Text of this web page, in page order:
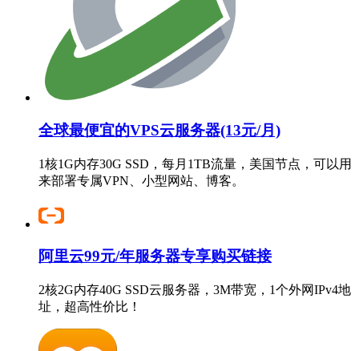
全球最便宜的VPS云服务器(13元/月)
1核1G内存30G SSD，每月1TB流量，美国节点，可以用
来部署专属VPN、小型网站、博客。
阿里云99元/年服务器专享购买链接
2核2G内存40G SSD云服务器，3M带宽，1个外网IPv4地
址，超高性价比！